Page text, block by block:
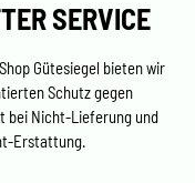
SERVICE
Gütesiegel bieten wir
Schutz gegen
bei Nicht-Lieferung und
Erstattung.